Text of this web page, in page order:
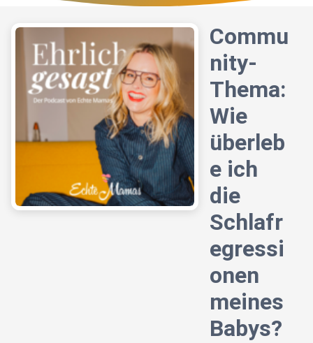
Commu
nity-
Thema:
Wie
überleb
e ich
die
Schlafr
egressi
onen
meines
Babys?